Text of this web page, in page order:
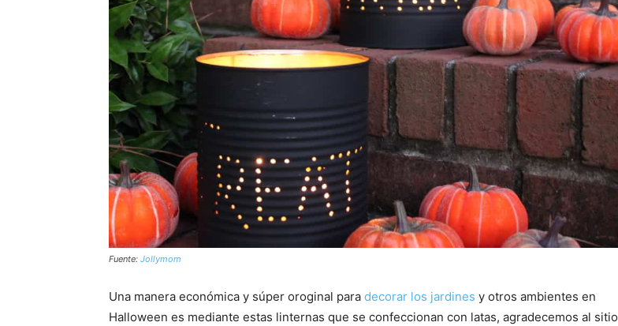
Fuente: Jollymom
Una manera económica y súper oroginal para decorar los jardines y otros ambientes en
Halloween es mediante estas linternas que se confeccionan con latas, agradecemos al sitio